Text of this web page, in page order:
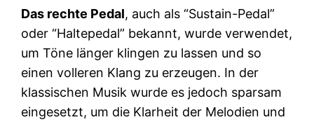
Das rechte Pedal, auch als “Sustain-Pedal”
oder “Haltepedal” bekannt, wurde verwendet,
um Töne länger klingen zu lassen und so
einen volleren Klang zu erzeugen. In der
klassischen Musik wurde es jedoch sparsam
eingesetzt, um die Klarheit der Melodien und